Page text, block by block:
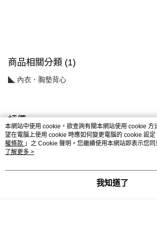
商品相關分類 (1)
◣ 內衣．胸墊背心
評價
喜歡這個商品嗎？購買後給他一個好評吧
本網站中使用 cookie，欲查詢有關本網站使用 cookie 方
望在電腦上使用 cookie 時應如何變更電腦的 cookie 設定
權條款 」之 Cookie 聲明。您繼續使用本網站即表示您
用條款之 Cookie 聲明使用 cookie。
了解更多 >
我知道了